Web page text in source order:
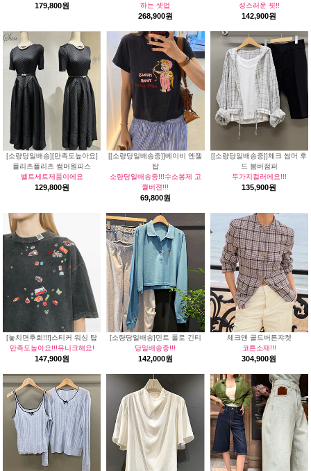
179,800원
하는 셋업
268,900원
성스러운 핏!!
142,900원
[소량당일배송][만족도높아요]
플리츠플리츠 썸머원피스
벨트세트제품이에요
129,800원
[[소량당일배송중]]베이비 엔젤
탑
소량당일배송중!!!수소봉제 고
퀄버젼!!!
69,800원
[[소량당일배송중]]체크 썸머 후
드 봄버점퍼
두가지컬러에요!!!
135,900원
[놓치면후회!!!]스티커 워싱 탑
만족도높아요!!!유니크해요!
147,900원
[소량당일배송]민트 폴로 긴티
당일배송중!!!
142,000원
체크앤 골드버튼쟈켓
코튼소재!!!
304,900원